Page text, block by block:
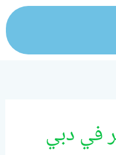
في دبي